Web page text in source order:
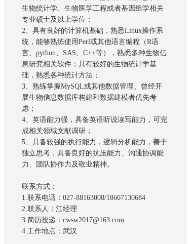
生物统计学、生物医学工程或者基因组学相关
专业硕士及以上学位；
2、具有良好的计算机基础，熟悉Linux操作系
统，能够熟练使用Perl或其他语言编程（R语
言、python、SAS、C++等），熟悉多种生物信
息研究相关软件；具有较好的生物统计学基
础，熟悉各种统计方法；
3、熟练掌握MySQL或其他数据管理、曾经开
展生物信息数据库构建和数据建模者优先考
虑；
4、英语能力强，具备英语听说读写能力，可完
成相关领域文献调研；
5、具备较强的执行能力，逻辑分析能力，善于
独立思考，具备良好的抗压能力、沟通协调能
力、团队协作力及敬业精神。
联系方式：
1.联系电话：027-88163008/18607130684
2.联系人：江经理
3.简历投递：cwsw2017@163.com
4.工作地点：武汉